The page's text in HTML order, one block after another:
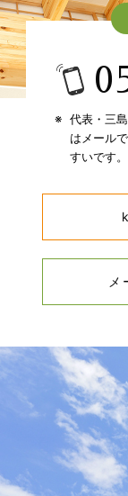
代表・三
はメール
すいです。​
メ